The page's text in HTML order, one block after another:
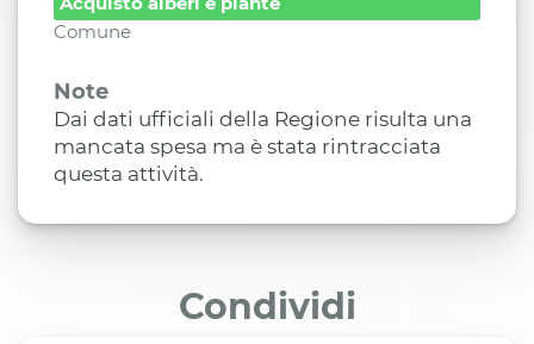
Comune
Note
Dai dati ufficiali della Regione risulta una
mancata spesa ma è stata rintracciata
questa attività.
Condividi